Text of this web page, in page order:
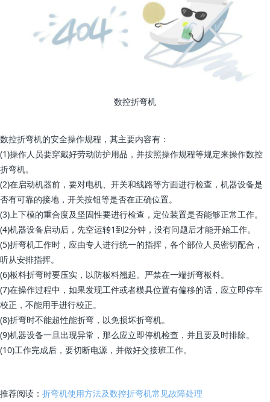
数控折弯机
数控折弯机的安全操作规程，其主要内容有：
(1)操作人员要穿戴好劳动防护用品，并按照操作规程等规定来操作数控
折弯机。
(2)在启动机器前，要对电机、开关和线路等方面进行检查，机器设备是
否有可靠的接地，开关按钮等是否在正确位置。
(3)上下模的重合度及坚固性要进行检查，定位装置是否能够正常工作。
(4)机器设备启动后，先空运转1到2分钟，没有问题后才能开始工作。
(5)折弯机工作时，应由专人进行统一的指挥，各个部位人员密切配合，
听从安排指挥。
(6)板料折弯时要压实，以防板料翘起。严禁在一端折弯板料。
(7)在操作过程中，如果发现工件或者模具位置有偏移的话，应立即停车
校正，不能用手进行校正。
(8)折弯时不能超性能折弯，以免损坏折弯机。
(9)机器设备一旦出现异常，那么应立即停机检查，并且要及时排除。
(10)工作完成后，要切断电源，并做好交接班工作。
推荐阅读： 折弯机使用方法及数控折弯机常见故障处理